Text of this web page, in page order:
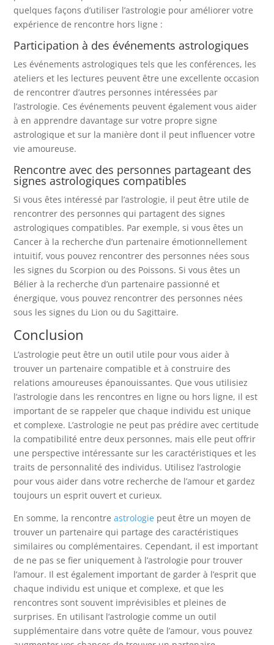
quelques façons d’utiliser l’astrologie pour améliorer votre
expérience de rencontre hors ligne :
Participation à des événements astrologiques
Les événements astrologiques tels que les conférences, les
ateliers et les lectures peuvent être une excellente occasion
de rencontrer d’autres personnes intéressées par
l’astrologie. Ces événements peuvent également vous aider
à en apprendre davantage sur votre propre signe
astrologique et sur la manière dont il peut influencer votre
vie amoureuse.
Rencontre avec des personnes partageant des
signes astrologiques compatibles
Si vous êtes intéressé par l’astrologie, il peut être utile de
rencontrer des personnes qui partagent des signes
astrologiques compatibles. Par exemple, si vous êtes un
Cancer à la recherche d’un partenaire émotionnellement
intuitif, vous pouvez rencontrer des personnes nées sous
les signes du Scorpion ou des Poissons. Si vous êtes un
Bélier à la recherche d’un partenaire passionné et
énergique, vous pouvez rencontrer des personnes nées
sous les signes du Lion ou du Sagittaire.
Conclusion
L’astrologie peut être un outil utile pour vous aider à
trouver un partenaire compatible et à construire des
relations amoureuses épanouissantes. Que vous utilisiez
l’astrologie dans les rencontres en ligne ou hors ligne, il est
important de se rappeler que chaque individu est unique
et complexe. L’astrologie ne peut pas prédire avec certitude
la compatibilité entre deux personnes, mais elle peut offrir
une perspective intéressante sur les caractéristiques et les
traits de personnalité des individus. Utilisez l’astrologie
pour vous aider dans votre recherche de l’amour et gardez
toujours un esprit ouvert et curieux.
En somme, la rencontreastrologie peut être un moyen de
trouver un partenaire qui partage des caractéristiques
similaires ou complémentaires. Cependant, il est important
de ne pas se fier uniquement à l’astrologie pour trouver
l’amour. Il est également important de garder à l’esprit que
chaque individu est unique et complexe, et que les
rencontres sont souvent imprévisibles et pleines de
surprises. En utilisant l’astrologie comme un outil
supplémentaire dans votre quête de l’amour, vous pouvez